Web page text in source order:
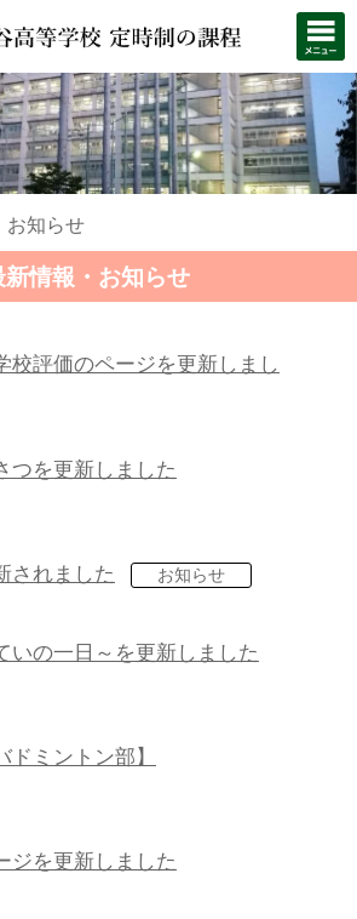
お知らせ
新情報・お知らせ
校評価のページを更新しまし
つを更新しました
されました
お知らせ
いの一日～を更新しました
ミントン部】
ジを更新しました